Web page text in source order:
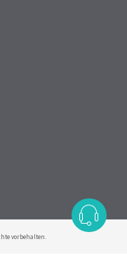
vorbehalten.